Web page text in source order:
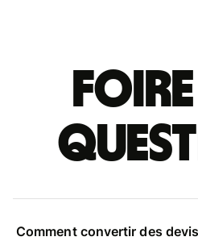
Comment convertir des